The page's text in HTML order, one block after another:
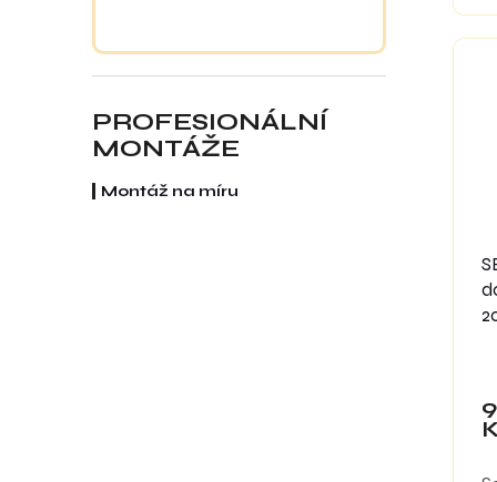
PROFESIONÁLNÍ
MONTÁŽE
Montáž na míru